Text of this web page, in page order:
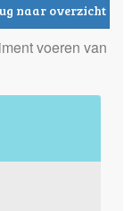
naar overzicht
voeren van